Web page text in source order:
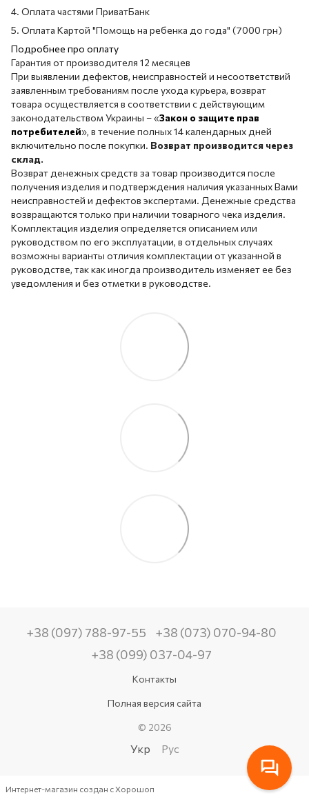
4. Оплата частями ПриватБанк
5. Оплата Картой "Помощь на ребенка до года" (7000 грн)
Подробнее про оплату
Гарантия от производителя 12 месяцев
При выявлении дефектов, неисправностей и несоответствий
заявленным требованиям после ухода курьера, возврат
товара осуществляется в соответствии с действующим
законодательством Украины – «Закон о защите прав
потребителей», в течение полных 14 календарных дней
включительно после покупки. Возврат производится через
склад.
Возврат денежных средств за товар производится после
получения изделия и подтверждения наличия указанных Вами
неисправностей и дефектов экспертами. Денежные средства
возвращаются только при наличии товарного чека изделия.
Комплектация изделия определяется описанием или
руководством по его эксплуатации, в отдельных случаях
возможны варианты отличия комплектации от указанной в
руководстве, так как иногда производитель изменяет ее без
уведомления и без отметки в руководстве.
+38 (097) 788-97-55
+38 (073) 070-94-80
+38 (099) 037-04-97
Контакты
Полная версия сайта
© 2026
Укр Рус
Интернет-магазин создан с Хорошоп